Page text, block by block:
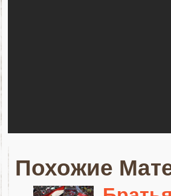
Похожие